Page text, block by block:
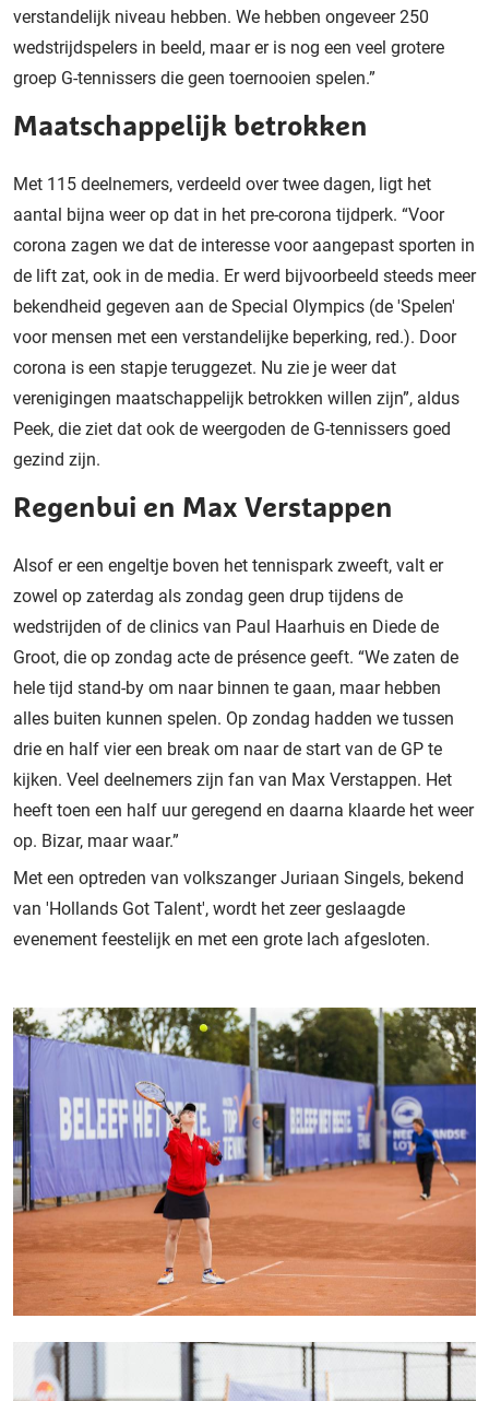
verstandelijk niveau hebben. We hebben ongeveer 250
wedstrijdspelers in beeld, maar er is nog een veel grotere
groep G-tennissers die geen toernooien spelen.”
Maatschappelijk betrokken
Met 115 deelnemers, verdeeld over twee dagen, ligt het
aantal bijna weer op dat in het pre-corona tijdperk. “Voor
corona zagen we dat de interesse voor aangepast sporten in
de lift zat, ook in de media. Er werd bijvoorbeeld steeds meer
bekendheid gegeven aan de Special Olympics (de 'Spelen'
voor mensen met een verstandelijke beperking, red.). Door
corona is een stapje teruggezet. Nu zie je weer dat
verenigingen maatschappelijk betrokken willen zijn”, aldus
Peek, die ziet dat ook de weergoden de G-tennissers goed
gezind zijn.
Regenbui en Max Verstappen
Alsof er een engeltje boven het tennispark zweeft, valt er
zowel op zaterdag als zondag geen drup tijdens de
wedstrijden of de clinics van Paul Haarhuis en Diede de
Groot, die op zondag acte de présence geeft. “We zaten de
hele tijd stand-by om naar binnen te gaan, maar hebben
alles buiten kunnen spelen. Op zondag hadden we tussen
drie en half vier een break om naar de start van de GP te
kijken. Veel deelnemers zijn fan van Max Verstappen. Het
heeft toen een half uur geregend en daarna klaarde het weer
op. Bizar, maar waar.”
Met een optreden van volkszanger Juriaan Singels, bekend
van 'Hollands Got Talent', wordt het zeer geslaagde
evenement feestelijk en met een grote lach afgesloten.